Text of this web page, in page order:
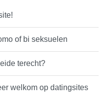
of bi seksuelen
terecht?
welkom op datingsites